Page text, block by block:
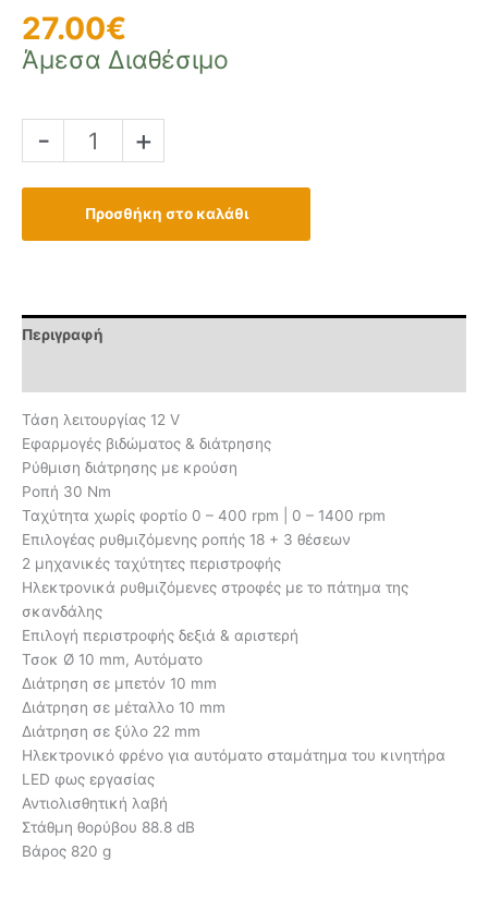
27.00€
Άμεσα Διαθέσιμο
-
Δραπανοκατσάβιδο
κρουστικό
+
Προσθήκη στο καλάθι
Περιγραφή
Τάση λειτουργίας 12 V
Εφαρμογές βιδώματος & διάτρησης
Ρύθμιση διάτρησης με κρούση
Ροπή 30 Nm
Ταχύτητα χωρίς φορτίο 0 – 400 rpm | 0 – 1400 rpm
Επιλογέας ρυθμιζόμενης ροπής 18 + 3 θέσεων
2 μηχανικές ταχύτητες περιστροφής
Ηλεκτρονικά ρυθμιζόμενες στροφές με το πάτημα της
σκανδάλης
Επιλογή περιστροφής δεξιά & αριστερή
Τσοκ Ø 10 mm, Αυτόματο
Διάτρηση σε μπετόν 10 mm
Διάτρηση σε μέταλλο 10 mm
Διάτρηση σε ξύλο 22 mm
Ηλεκτρονικό φρένο για αυτόματο σταμάτημα του κινητήρα
LED φως εργασίας
Αντιολισθητική λαβή
Στάθμη θορύβου 88.8 dB
Βάρος 820 g